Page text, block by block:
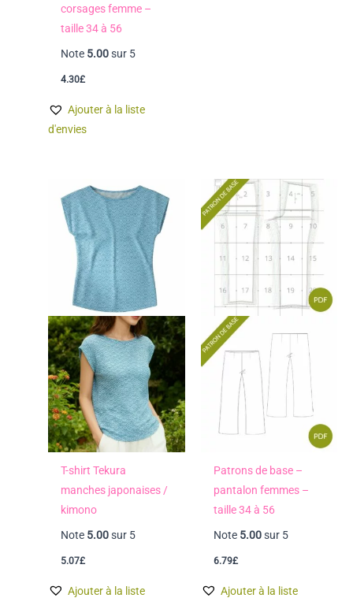
corsages femme –
taille 34 à 56
Note 5.00sur 5
4.30£
Ajouter à la liste
d'envies
T-shirt Tekura
manches japonaises /
kimono
Note 5.00sur 5
5.07£
Ajouter à la liste
Patrons de base –
pantalon femmes –
taille 34 à 56
Note 5.00sur 5
6.79£
Ajouter à la liste